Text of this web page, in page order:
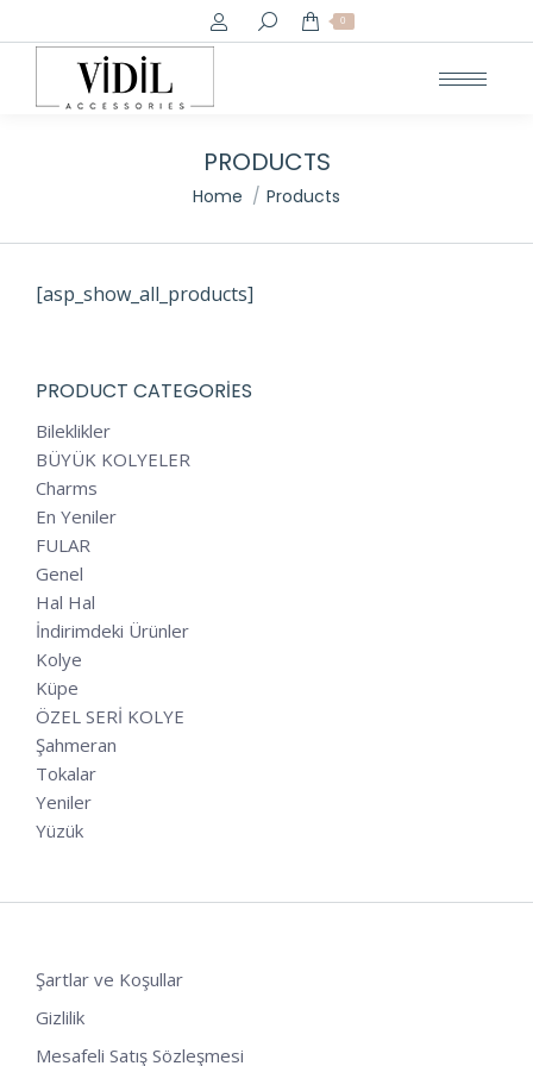
Search: 0
PRODUCTS
You are here:
Home Products
[asp_show_all_products]
PRODUCT CATEGORIES
Bileklikler
BÜYÜK KOLYELER
Charms
En Yeniler
FULAR
Genel
Hal Hal
İndirimdeki Ürünler
Kolye
Küpe
ÖZEL SERİ KOLYE
Şahmeran
Tokalar
Yeniler
Yüzük
Şartlar ve Koşullar
Gizlilik
Mesafeli Satış Sözleşmesi